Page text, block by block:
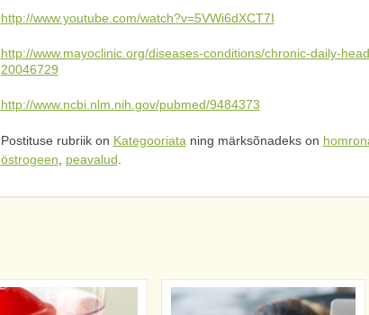
http://www.youtube.com/watch?v=5VWi6dXCT7I
http://www.mayoclinic.org/diseases-conditions/chronic-daily-
20046729
http://www.ncbi.nlm.nih.gov/pubmed/9484373
Postituse rubriik on Kategooriata ning märksõnadeks on
östrogeen
peavalud